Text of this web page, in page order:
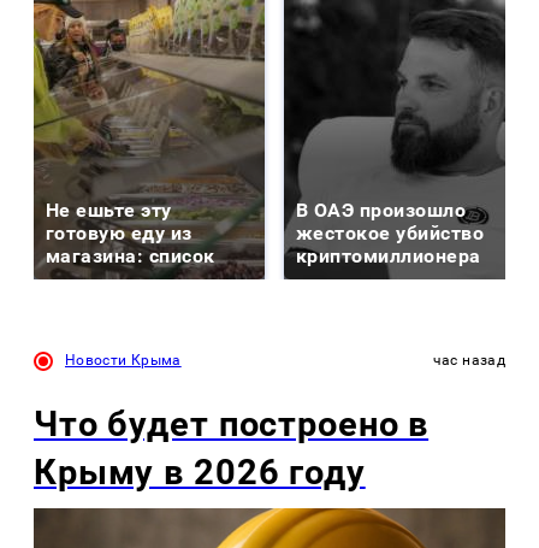
Не ешьте эту
готовую еду из
магазина: список
В ОАЭ произошло
жестокое убийство
криптомиллионера
Новости Крыма час назад
Что будет построено в
Крыму в 2026 году